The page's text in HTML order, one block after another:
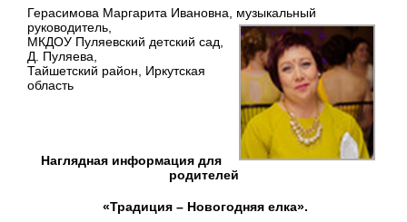
Герасимова Маргарита Ивановна, музыкальный
руководитель,
МКДОУ Пуляевский детский сад,
Д. Пуляева,
Тайшетский район, Иркутская
область
Наглядная информация для
родителей
«Традиция – Новогодняя елка».